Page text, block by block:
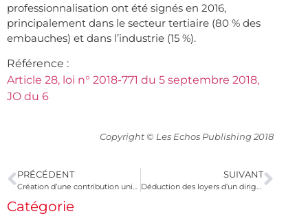
professionnalisation ont été signés en 2016,
principalement dans le secteur tertiaire (80 % des
embauches) et dans l’industrie (15 %).
Référence :
Article 28, loi n° 2018-771 du 5 septembre 2018,
JO du 6
Copyright © Les Echos Publishing 2018
PRÉCÉDENT SUIVANT
Catégorie